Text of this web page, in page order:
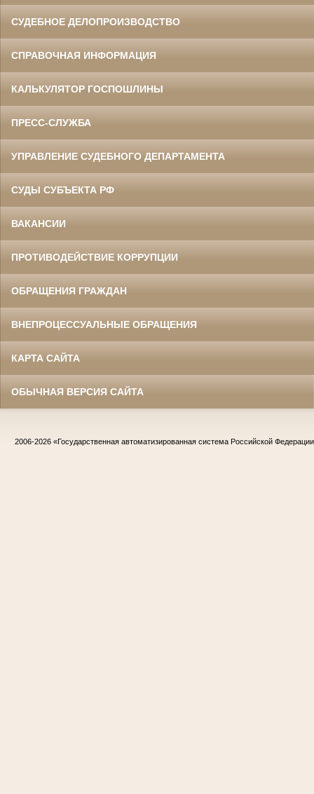
СУДЕБНОЕ ДЕЛОПРОИЗВОДСТВО
СПРАВОЧНАЯ ИНФОРМАЦИЯ
КАЛЬКУЛЯТОР ГОСПОШЛИНЫ
ПРЕСС-СЛУЖБА
УПРАВЛЕНИЕ СУДЕБНОГО ДЕПАРТАМЕНТА
СУДЫ СУБЪЕКТА РФ
ВАКАНСИИ
ПРОТИВОДЕЙСТВИЕ КОРРУПЦИИ
ОБРАЩЕНИЯ ГРАЖДАН
ВНЕПРОЦЕССУАЛЬНЫЕ ОБРАЩЕНИЯ
КАРТА САЙТА
ОБЫЧНАЯ ВЕРСИЯ САЙТА
2006-2026 «Государственная автоматизированная система Российской